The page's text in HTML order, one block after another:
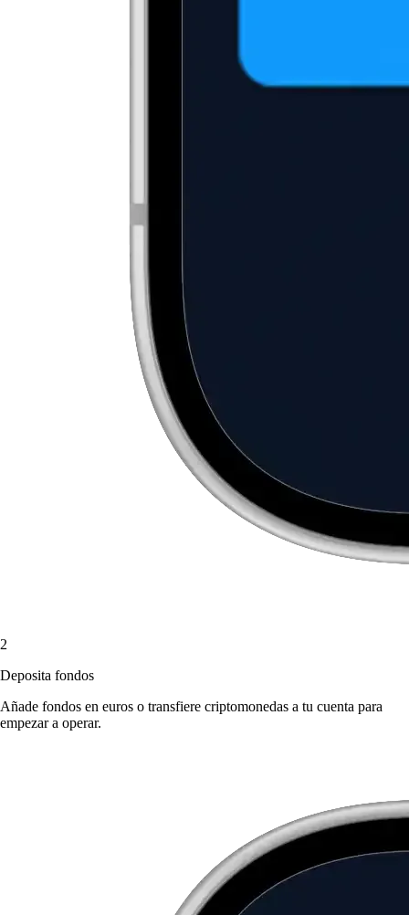
2
Deposita fondos
Añade fondos en euros o transfiere criptomonedas a tu cuenta para
empezar a operar.